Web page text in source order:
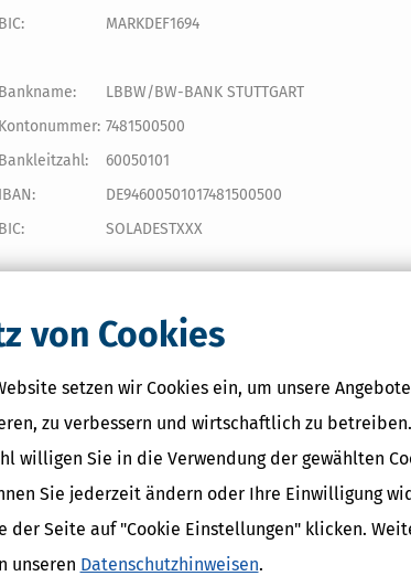
von Cookies
setzen wir Cookies ein, um unsere
zu verbessern und wirtschaftlich zu
willigen Sie in die Verwendung der gewählten
Sie jederzeit ändern oder Ihre Einwilligung
der Seite auf "Cookie Einstellungen" klicken.
unseren Datenschutzhinweisen.
BIC:
MARKDEF1694
Bankname:
LBBW/BW-BANK STUTTGART
Kontonummer: 7481500500
Bankleitzahl:
60050101
IBAN:
DE94600501017481500500
BIC:
SOLADESTXXX
Rentner
Selbstständige
gewerbliche